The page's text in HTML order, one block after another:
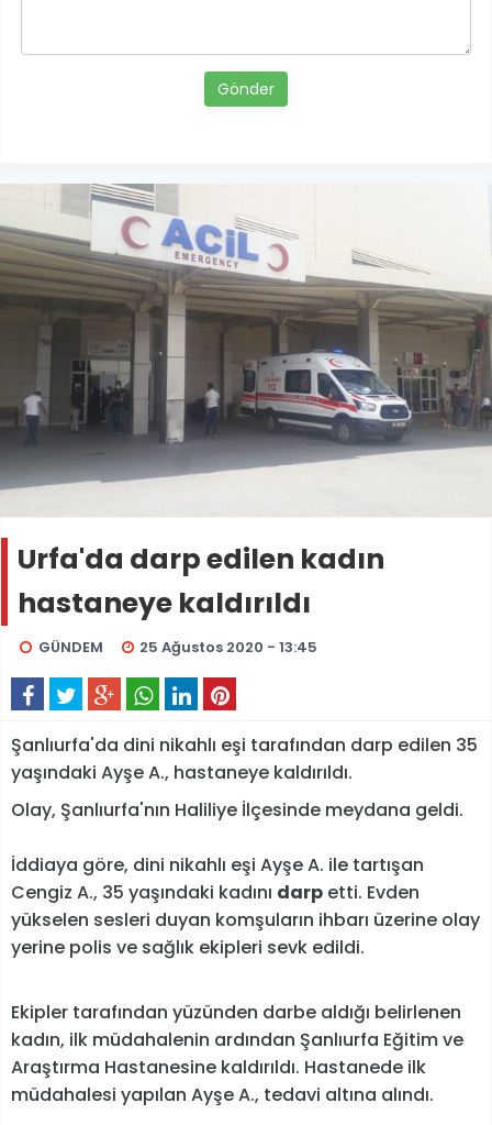
Gönder
Urfa'da darp edilen kadın
hastaneye kaldırıldı
GÜNDEM 25 Ağustos 2020 - 13:45
Şanlıurfa'da dini nikahlı eşi tarafından darp edilen 35
yaşındaki Ayşe A., hastaneye kaldırıldı.
Olay, Şanlıurfa'nın Haliliye İlçesinde meydana geldi.
İddiaya göre, dini nikahlı eşi Ayşe A. ile tartışan
Cengiz A., 35 yaşındaki kadını darp etti. Evden
yükselen sesleri duyan komşuların ihbarı üzerine olay
yerine polis ve sağlık ekipleri sevk edildi.
Ekipler tarafından yüzünden darbe aldığı belirlenen
kadın, ilk müdahalenin ardından Şanlıurfa Eğitim ve
Araştırma Hastanesine kaldırıldı. Hastanede ilk
müdahalesi yapılan Ayşe A., tedavi altına alındı.